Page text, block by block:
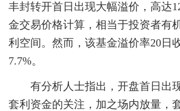
丰封转开首日出现大幅溢价，高达
金交易价格计算，相当于投资者有
利空间。然而，该基金溢价率20日
7.7%。
有分析人士指出，开盘首日出
套利资金的关注，加之场内放量，